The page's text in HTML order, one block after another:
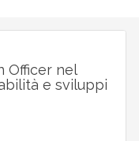
Officer nel
e sviluppi